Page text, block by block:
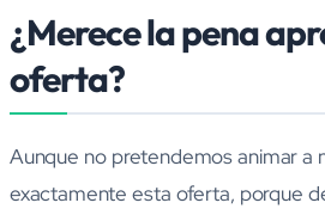
¿Merece la pena
oferta?
Aunque no pretendemos animar a
exactamente esta oferta, porque